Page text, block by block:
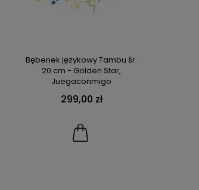
Bębenek językowy Tambu śr.
20 cm - Golden Star,
Juegaconmigo
299,00 zł